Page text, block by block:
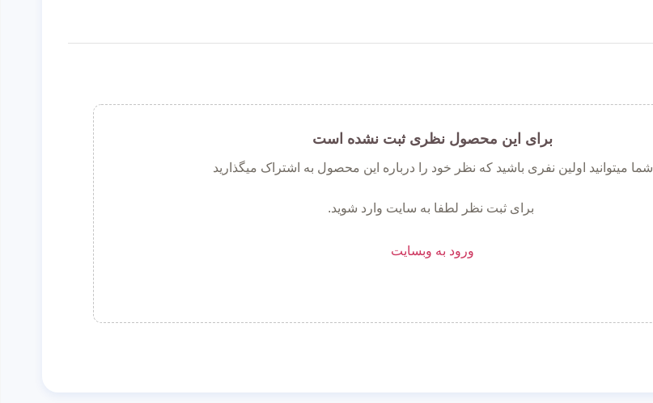
برای این محصول نظری ثبت نشده است
شما میتوانید اولین نفری باشید که نظر خود را درباره این محصول به اشتراک میگذارید
برای ثبت نظر لطفا به سایت وارد شوید.
ورود به وبسایت